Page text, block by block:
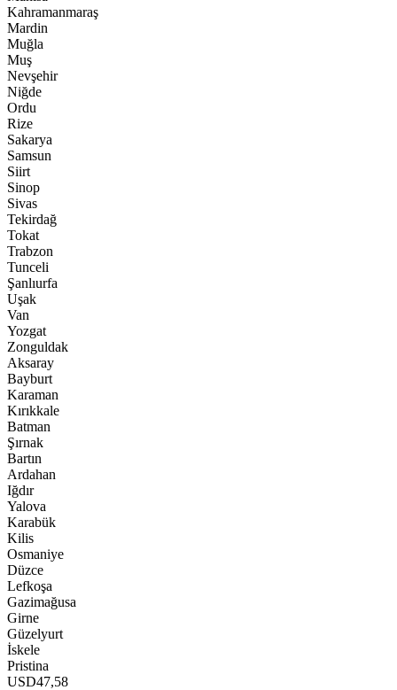
Kahramanmaraş
Mardin
Muğla
Muş
Nevşehir
Niğde
Ordu
Rize
Sakarya
Samsun
Siirt
Sinop
Sivas
Tekirdağ
Tokat
Trabzon
Tunceli
Şanlıurfa
Uşak
Van
Yozgat
Zonguldak
Aksaray
Bayburt
Karaman
Kırıkkale
Batman
Şırnak
Bartın
Ardahan
Iğdır
Yalova
Karabük
Kilis
Osmaniye
Düzce
Lefkoşa
Gazimağusa
Girne
Güzelyurt
İskele
Pristina
USD47,58